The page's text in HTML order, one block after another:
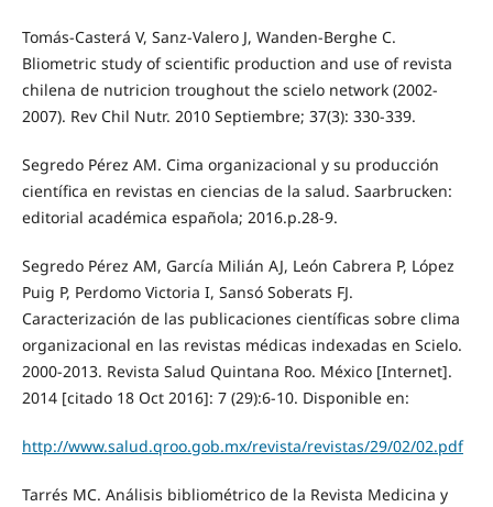
Tomás-Casterá V, Sanz-Valero J, Wanden-Berghe C.
Bliometric study of scientific production and use of revista
chilena de nutricion troughout the scielo network (2002-
2007). Rev Chil Nutr. 2010 Septiembre; 37(3): 330-339.
Segredo Pérez AM. Cima organizacional y su producción
científica en revistas en ciencias de la salud. Saarbrucken:
editorial académica española; 2016.p.28-9.
Segredo Pérez AM, García Milián AJ, León Cabrera P, López
Puig P, Perdomo Victoria I, Sansó Soberats FJ.
Caracterización de las publicaciones científicas sobre clima
organizacional en las revistas médicas indexadas en Scielo.
2000-2013. Revista Salud Quintana Roo. México [Internet].
2014 [citado 18 Oct 2016]: 7 (29):6-10. Disponible en:
http://www.salud.qroo.gob.mx/revista/revistas/29/02/02.pdf
Tarrés MC. Análisis bibliométrico de la Revista Medicina y